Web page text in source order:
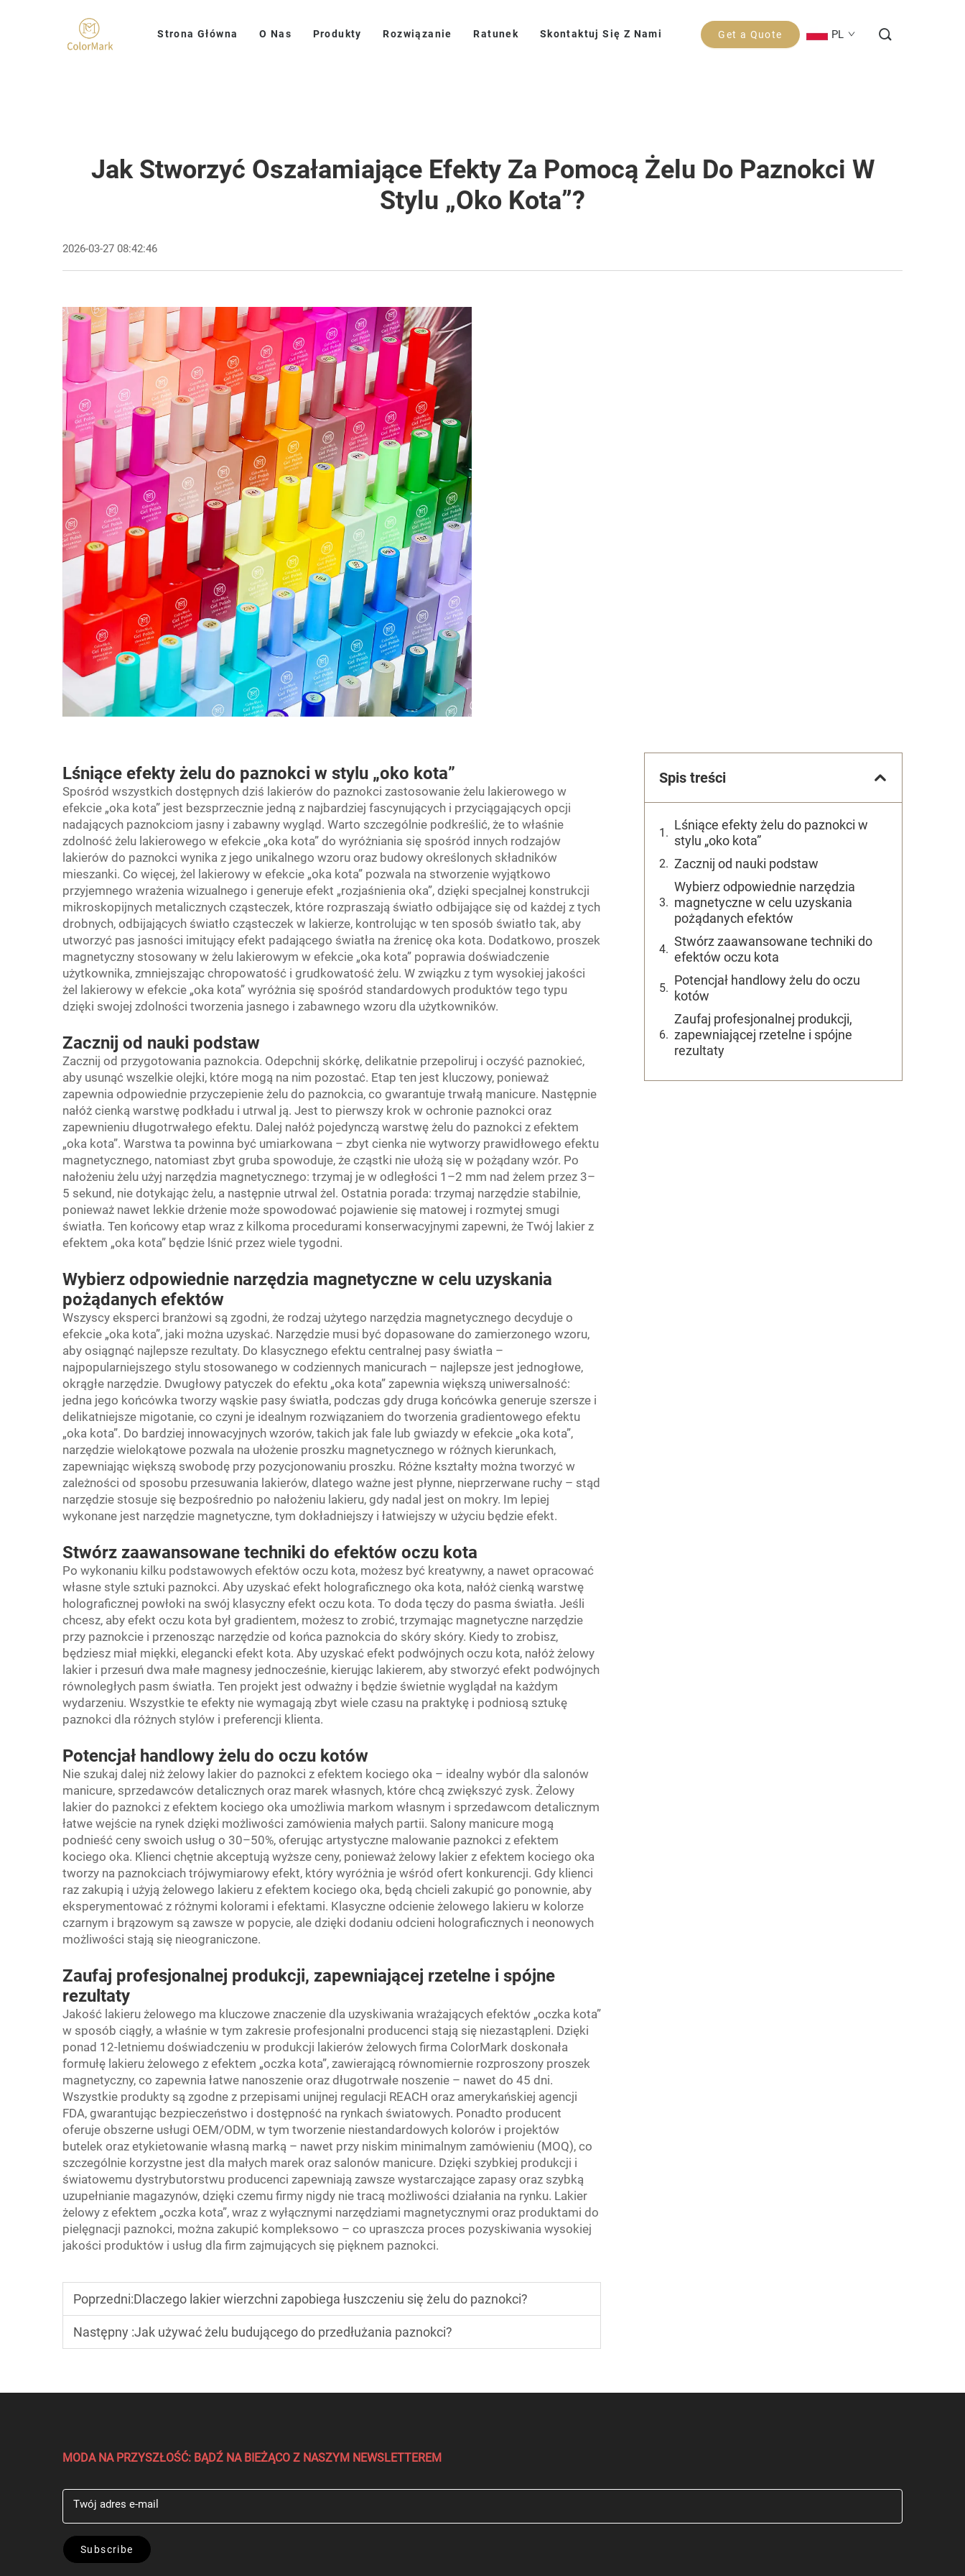
Strona Główna O Nas Produkty Rozwiązanie Ratunek Skontaktuj Się Z Nami Get a Quote PL
Jak Stworzyć Oszałamiające Efekty Za Pomocą Żelu Do Paznokci W
Stylu „oko Kota”?
2026-03-27 08:42:46
Lśniące efekty żelu do paznokci w stylu „oko kota”
Spośród wszystkich dostępnych dziś lakierów do paznokci zastosowanie żelu lakierowego w
efekcie „oka kota” jest bezsprzecznie jedną z najbardziej fascynujących i przyciągających opcji
nadających paznokciom jasny i zabawny wygląd. Warto szczególnie podkreślić, że to właśnie
zdolność żelu lakierowego w efekcie „oka kota” do wyróżniania się spośród innych rodzajów
lakierów do paznokci wynika z jego unikalnego wzoru oraz budowy określonych składników
mieszanki. Co więcej, żel lakierowy w efekcie „oka kota” pozwala na stworzenie wyjątkowo
przyjemnego wrażenia wizualnego i generuje efekt „rozjaśnienia oka”, dzięki specjalnej konstrukcji
mikroskopijnych metalicznych cząsteczek, które rozpraszają światło odbijające się od każdej z tych
drobnych, odbijających światło cząsteczek w lakierze, kontrolując w ten sposób światło tak, aby
utworzyć pas jasności imitujący efekt padającego światła na źrenicę oka kota. Dodatkowo, proszek
magnetyczny stosowany w żelu lakierowym w efekcie „oka kota” poprawia doświadczenie
użytkownika, zmniejszając chropowatość i grudkowatość żelu. W związku z tym wysokiej jakości
żel lakierowy w efekcie „oka kota” wyróżnia się spośród standardowych produktów tego typu
dzięki swojej zdolności tworzenia jasnego i zabawnego wzoru dla użytkowników.
Zacznij od nauki podstaw
Zacznij od przygotowania paznokcia. Odepchnij skórkę, delikatnie przepoliruj i oczyść paznokieć,
aby usunąć wszelkie olejki, które mogą na nim pozostać. Etap ten jest kluczowy, ponieważ
zapewnia odpowiednie przyczepienie żelu do paznokcia, co gwarantuje trwałą manicure. Następnie
nałóż cienką warstwę podkładu i utrwal ją. Jest to pierwszy krok w ochronie paznokci oraz
zapewnieniu długotrwałego efektu. Dalej nałóż pojedynczą warstwę żelu do paznokci z efektem
„oka kota”. Warstwa ta powinna być umiarkowana – zbyt cienka nie wytworzy prawidłowego efektu
magnetycznego, natomiast zbyt gruba spowoduje, że cząstki nie ułożą się w pożądany wzór. Po
nałożeniu żelu użyj narzędzia magnetycznego: trzymaj je w odległości 1–2 mm nad żelem przez 3–
5 sekund, nie dotykając żelu, a następnie utrwal żel. Ostatnia porada: trzymaj narzędzie stabilnie,
ponieważ nawet lekkie drżenie może spowodować pojawienie się matowej i rozmytej smugi
światła. Ten końcowy etap wraz z kilkoma procedurami konserwacyjnymi zapewni, że Twój lakier z
efektem „oka kota” będzie lśnić przez wiele tygodni.
Wybierz odpowiednie narzędzia magnetyczne w celu uzyskania
pożądanych efektów
Wszyscy eksperci branżowi są zgodni, że rodzaj użytego narzędzia magnetycznego decyduje o
efekcie „oka kota”, jaki można uzyskać. Narzędzie musi być dopasowane do zamierzonego wzoru,
aby osiągnąć najlepsze rezultaty. Do klasycznego efektu centralnej pasy światła –
najpopularniejszego stylu stosowanego w codziennych manicurach – najlepsze jest jednogłowe,
okrągłe narzędzie. Dwugłowy patyczek do efektu „oka kota” zapewnia większą uniwersalność:
jedna jego końcówka tworzy wąskie pasy światła, podczas gdy druga końcówka generuje szersze i
delikatniejsze migotanie, co czyni je idealnym rozwiązaniem do tworzenia gradientowego efektu
„oka kota”. Do bardziej innowacyjnych wzorów, takich jak fale lub gwiazdy w efekcie „oka kota”,
narzędzie wielokątowe pozwala na ułożenie proszku magnetycznego w różnych kierunkach,
zapewniając większą swobodę przy pozycjonowaniu proszku. Różne kształty można tworzyć w
zależności od sposobu przesuwania lakierów, dlatego ważne jest płynne, nieprzerwane ruchy – stąd
narzędzie stosuje się bezpośrednio po nałożeniu lakieru, gdy nadal jest on mokry. Im lepiej
wykonane jest narzędzie magnetyczne, tym dokładniejszy i łatwiejszy w użyciu będzie efekt.
Stwórz zaawansowane techniki do efektów oczu kota
Po wykonaniu kilku podstawowych efektów oczu kota, możesz być kreatywny, a nawet opracować
własne style sztuki paznokci. Aby uzyskać efekt holograficznego oka kota, nałóż cienką warstwę
holograficznej powłoki na swój klasyczny efekt oczu kota. To doda tęczy do pasma światła. Jeśli
chcesz, aby efekt oczu kota był gradientem, możesz to zrobić, trzymając magnetyczne narzędzie
przy paznokcie i przenosząc narzędzie od końca paznokcia do skóry skóry. Kiedy to zrobisz,
będziesz miał miękki, elegancki efekt kota. Aby uzyskać efekt podwójnych oczu kota, nałóż żelowy
lakier i przesuń dwa małe magnesy jednocześnie, kierując lakierem, aby stworzyć efekt podwójnych
równoległych pasm światła. Ten projekt jest odważny i będzie świetnie wyglądał na każdym
wydarzeniu. Wszystkie te efekty nie wymagają zbyt wiele czasu na praktykę i podniosą sztukę
paznokci dla różnych stylów i preferencji klienta.
Potencjał handlowy żelu do oczu kotów
Nie szukaj dalej niż żelowy lakier do paznokci z efektem kociego oka – idealny wybór dla salonów
manicure, sprzedawców detalicznych oraz marek własnych, które chcą zwiększyć zysk. Żelowy
lakier do paznokci z efektem kociego oka umożliwia markom własnym i sprzedawcom detalicznym
łatwe wejście na rynek dzięki możliwości zamówienia małych partii. Salony manicure mogą
podnieść ceny swoich usług o 30–50%, oferując artystyczne malowanie paznokci z efektem
kociego oka. Klienci chętnie akceptują wyższe ceny, ponieważ żelowy lakier z efektem kociego oka
tworzy na paznokciach trójwymiarowy efekt, który wyróżnia je wśród ofert konkurencji. Gdy klienci
raz zakupią i użyją żelowego lakieru z efektem kociego oka, będą chcieli zakupić go ponownie, aby
eksperymentować z różnymi kolorami i efektami. Klasyczne odcienie żelowego lakieru w kolorze
czarnym i brązowym są zawsze w popycie, ale dzięki dodaniu odcieni holograficznych i neonowych
możliwości stają się nieograniczone.
Zaufaj profesjonalnej produkcji, zapewniającej rzetelne i spójne
rezultaty
Jakość lakieru żelowego ma kluczowe znaczenie dla uzyskiwania wrażających efektów „oczka kota”
w sposób ciągły, a właśnie w tym zakresie profesjonalni producenci stają się niezastąpleni. Dzięki
ponad 12-letniemu doświadczeniu w produkcji lakierów żelowych firma ColorMark doskonała
formułę lakieru żelowego z efektem „oczka kota”, zawierającą równomiernie rozproszony proszek
magnetyczny, co zapewnia łatwe nanoszenie oraz długotrwałe noszenie – nawet do 45 dni.
Wszystkie produkty są zgodne z przepisami unijnej regulacji REACH oraz amerykańskiej agencji
FDA, gwarantując bezpieczeństwo i dostępność na rynkach światowych. Ponadto producent
oferuje obszerne usługi OEM/ODM, w tym tworzenie niestandardowych kolorów i projektów
butelek oraz etykietowanie własną marką – nawet przy niskim minimalnym zamówieniu (MOQ), co
szczególnie korzystne jest dla małych marek oraz salonów manicure. Dzięki szybkiej produkcji i
światowemu dystrybutorstwu producenci zapewniają zawsze wystarczające zapasy oraz szybką
uzupełnianie magazynów, dzięki czemu firmy nigdy nie tracą możliwości działania na rynku. Lakier
żelowy z efektem „oczka kota”, wraz z wyłącznymi narzędziami magnetycznymi oraz produktami do
pielęgnacji paznokci, można zakupić kompleksowo – co upraszcza proces pozyskiwania wysokiej
jakości produktów i usług dla firm zajmujących się pięknem paznokci.
Poprzedni:Dlaczego lakier wierzchni zapobiega łuszczeniu się żelu do paznokci?
Następny :Jak używać żelu budującego do przedłużania paznokci?
Spis treści
Lśniące efekty żelu do paznokci w
stylu „oko kota”
Zacznij od nauki podstaw
Wybierz odpowiednie narzędzia
magnetyczne w celu uzyskania
pożądanych efektów
Stwórz zaawansowane techniki do
efektów oczu kota
Potencjał handlowy żelu do oczu
kotów
Zaufaj profesjonalnej produkcji,
zapewniającej rzetelne i spójne
rezultaty
MODA NA PRZYSZŁOŚĆ: BĄDŹ NA BIEŻĄCO Z NASZYM NEWSLETTEREM
Twój adres e-mail
Subscribe